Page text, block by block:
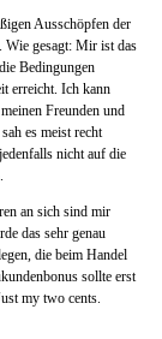
Ausschöpfen der
Wie gesagt: Mir ist das
Bedingungen
erreicht. Ich kann
Freunden und
es meist recht
nicht auf die
an sich sind mir
das sehr genau
die beim Handel
sollte erst
my two cents.